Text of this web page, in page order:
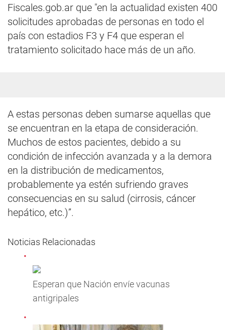
Fiscales.gob.ar que "en la actualidad existen 400
solicitudes aprobadas de personas en todo el
país con estadios F3 y F4 que esperan el
tratamiento solicitado hace más de un año.
A estas personas deben sumarse aquellas que
se encuentran en la etapa de consideración.
Muchos de estos pacientes, debido a su
condición de infección avanzada y a la demora
en la distribución de medicamentos,
probablemente ya estén sufriendo graves
consecuencias en su salud (cirrosis, cáncer
hepático, etc.)”.
Noticias Relacionadas
Esperan que Nación envíe vacunas
antigripales